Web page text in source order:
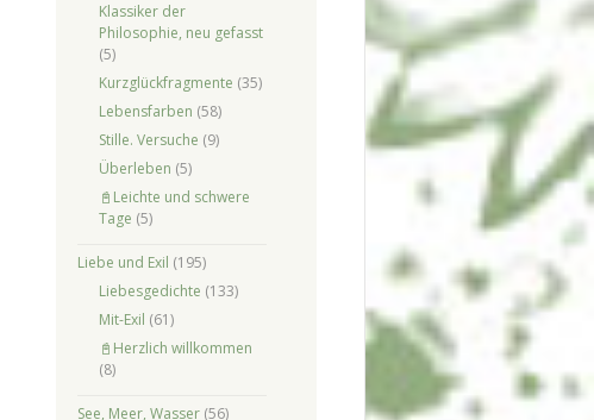
Klassiker der
Philosophie, neu gefasst
(5)
Kurzglückfragmente (35)
Lebensfarben (58)
Stille. Versuche (9)
Überleben (5)
📓Leichte und schwere
Tage (5)
Liebe und Exil (195)
Liebesgedichte (133)
Mit-Exil (61)
📓Herzlich willkommen
(8)
See, Meer, Wasser(56)